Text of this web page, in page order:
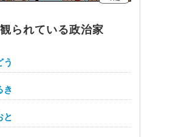
られている政治家
う
き
と